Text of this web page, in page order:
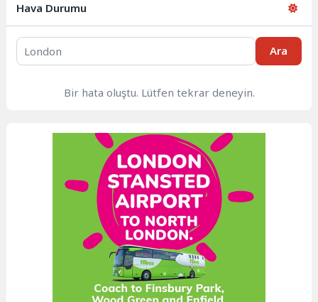
Hava Durumu
Ara
Bir hata oluştu. Lütfen tekrar deneyin.